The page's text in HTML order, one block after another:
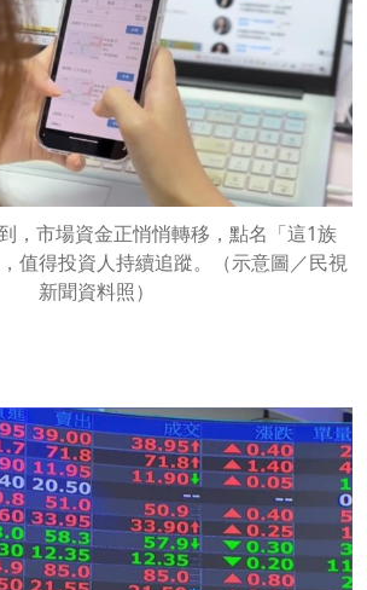
，市場資金正悄悄轉移，點名「這1族
值得投資人持續追蹤。（示意圖／民視
新聞資料照）